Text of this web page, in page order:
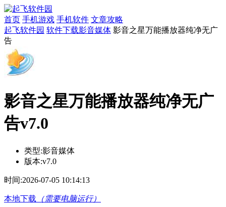
首页 手机游戏 手机软件 文章攻略
起飞软件园 软件下载影音媒体 影音之星万能播放器纯净无广
告
影音之星万能播放器纯净无广
告v7.0
类型:影音媒体
版本:v7.0
时间:2026-07-05 10:14:13
本地下载 （需要电脑运行）